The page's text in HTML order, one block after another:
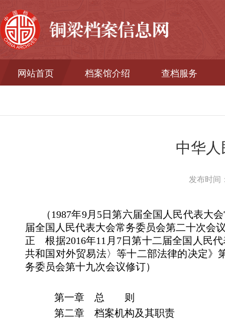
网站首页 档案馆介绍 查档服务
中华
发布时间
（1987年9月5日第六届全国人民代表
届全国人民代表大会常务委员会第二十次会
正 根据2016年11月7日第十二届全国人民
共和国对外贸易法〉等十二部法律的决定
务委员会第十九次会议修订）
第一章 总 则
第二章 档案机构及其职责